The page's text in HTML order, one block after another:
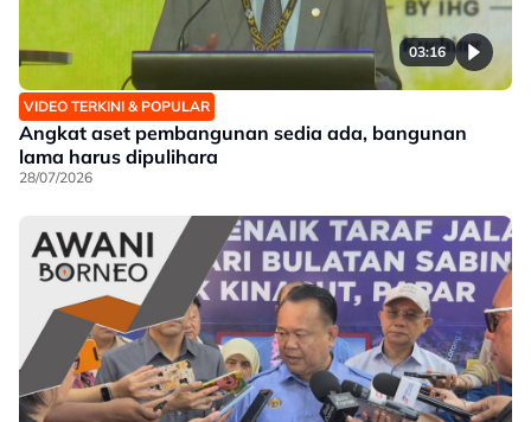
03:16
VIDEO TERKINI & POPULAR
Angkat aset pembangunan sedia ada, bangunan
lama harus dipulihara
28/07/2026